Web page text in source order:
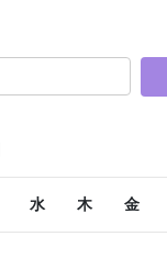
水 木 金